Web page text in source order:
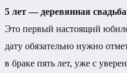
5 лет — деревянная свадьба
Это первый настоящий
дату обязательно нужно
в браке пять лет, уже с